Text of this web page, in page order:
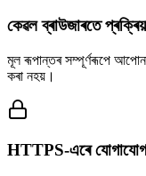
কেৱল ব্ৰাউজাৰতে
মূল ৰূপান্তৰ সম্পূৰ্ণৰূপে
কৰা নহয়।
HTTPS-এৰে যোগাযোগ